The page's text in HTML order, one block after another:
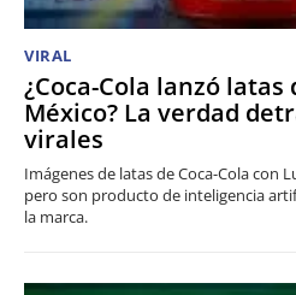
VIRAL
¿Coca-Cola lanzó
México? La verdad
virales
Imágenes de latas de Coca-Cola con
pero son producto de inteligencia
la marca.